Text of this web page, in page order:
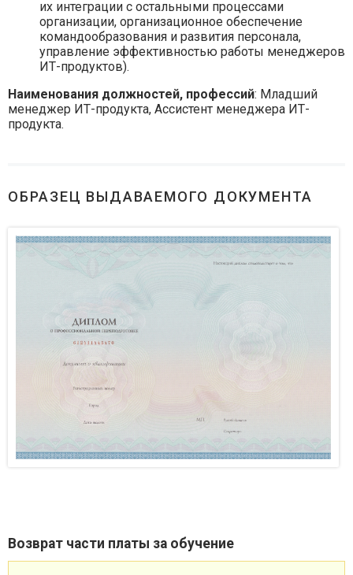
их интеграции с остальными процессами
организации, организационное обеспечение
командообразования и развития персонала,
управление эффективностью работы менеджеров
ИТ-продуктов).
Наименования должностей, профессий: Младший
менеджер ИТ-продукта, Ассистент менеджера ИТ-
продукта.
ОБРАЗЕЦ ВЫДАВАЕМОГО ДОКУМЕНТА
Возврат части платы за обучение